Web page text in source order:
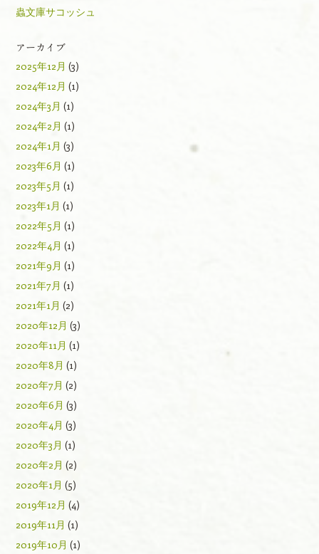
蟲文庫サコッシュ
アーカイブ
2025年12月 (3)
2024年12月 (1)
2024年3月 (1)
2024年2月 (1)
2024年1月 (3)
2023年6月 (1)
2023年5月 (1)
2023年1月 (1)
2022年5月 (1)
2022年4月 (1)
2021年9月 (1)
2021年7月 (1)
2021年1月 (2)
2020年12月 (3)
2020年11月 (1)
2020年8月 (1)
2020年7月 (2)
2020年6月 (3)
2020年4月 (3)
2020年3月 (1)
2020年2月 (2)
2020年1月 (5)
2019年12月 (4)
2019年11月 (1)
2019年10月 (1)